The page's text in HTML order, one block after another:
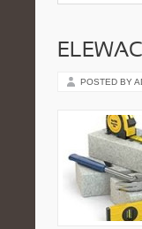
POSTED BY